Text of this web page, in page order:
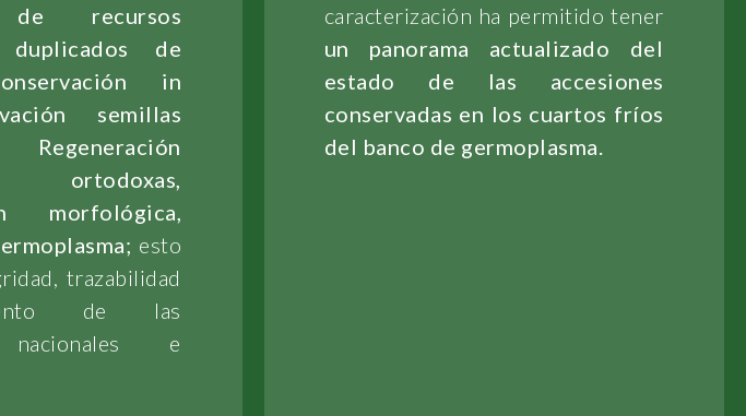
de recursos
duplicados de
in
semillas
morfológica,
esto
trazabilidad
de las
nacionales e
caracterización ha permitido tener
un panorama actualizado del
estado de las accesiones
conservadas en los cuartos fríos
del banco de germoplasma.